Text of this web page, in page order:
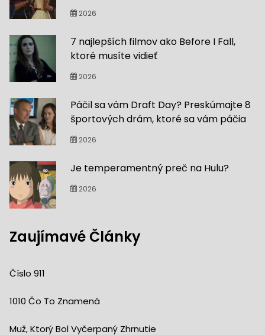
2026
7 najlepších filmov ako Before I Fall,
ktoré musíte vidieť
2026
Páčil sa vám Draft Day? Preskúmajte 8
športových drám, ktoré sa vám páčia
2026
Je temperamentný preč na Hulu?
2026
Zaujímavé Články
Číslo 911
1010 Čo To Znamená
Muž, Ktorý Bol Vyčerpaný Zhrnutie